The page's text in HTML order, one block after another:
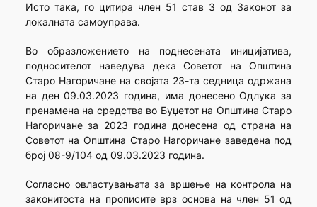
Исто така, го цитира член 51 став 3 од Законот за
локалната самоуправа.
Во образложението на поднесената иницијатива,
подносителот наведува дека Советот на Општина
Старо Нагоричане на својата 23-та седница одржана
на ден 09.03.2023 година, има донесено Одлука за
пренамена на средства во Буџетот на Општина Старо
Нагоричане за 2023 година донесена од страна на
Советот на Општина Старо Нагоричане заведена под
број 08-9/104 од 09.03.2023 година.
Согласно овластувањата за вршење на контрола на
законитоста на прописите врз основа на член 51 од